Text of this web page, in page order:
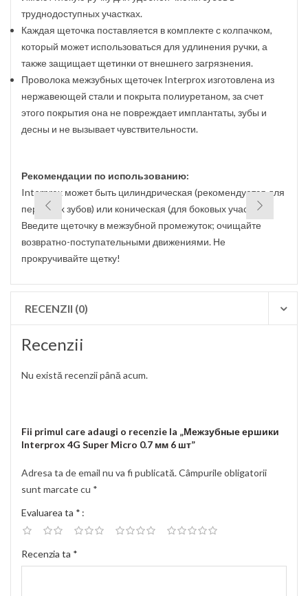
труднодоступных участках.
Каждая щеточка поставляется в комплекте с колпачком,
который может использоваться для удлинения ручки, а
также защищает щетинки от внешнего загрязнения.
Проволока межзубных щеточек Interprox изготовлена из
нержавеющей стали и покрыта полиуретаном, за счет
этого покрытия она не повреждает имплантаты, зубы и
десны и не вызывает чувствительности.
Рекомендации по использованию:
Interprox может быть цилиндрическая (рекомендуется для
передних зубов) или коническая (для боковых участков).
Введите щеточку в межзубной промежуток; очищайте
возвратно-поступательными движениями. Не
прокручивайте щетку!
RECENZII (0)
Recenzii
Nu există recenzii până acum.
Fii primul care adaugi o recenzie la „Межзубные ершики
Interprox 4G Super Micro 0.7 мм 6 шт”
Adresa ta de email nu va fi publicată.Câmpurile obligatorii
sunt marcate cu *
Evaluarea ta *
Recenzia ta *